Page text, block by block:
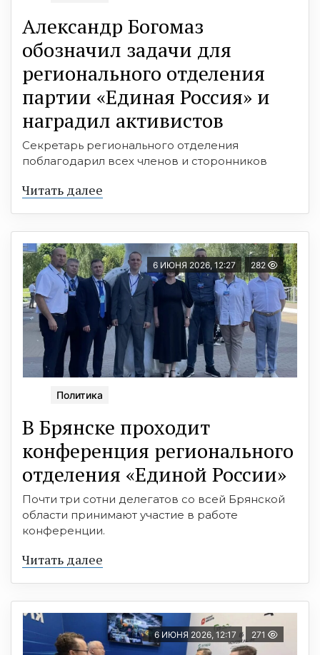
Александр Богомаз
обозначил задачи для
регионального отделения
партии «Единая Россия» и
наградил активистов
Секретарь регионального отделения
поблагодарил всех членов и сторонников
Читать далее
6 ИЮНЯ 2026, 12:27 282
Политика
В Брянске проходит
конференция регионального
отделения «Единой России»
Почти три сотни делегатов со всей Брянской
области принимают участие в работе
конференции.
Читать далее
6 ИЮНЯ 2026, 12:17 271